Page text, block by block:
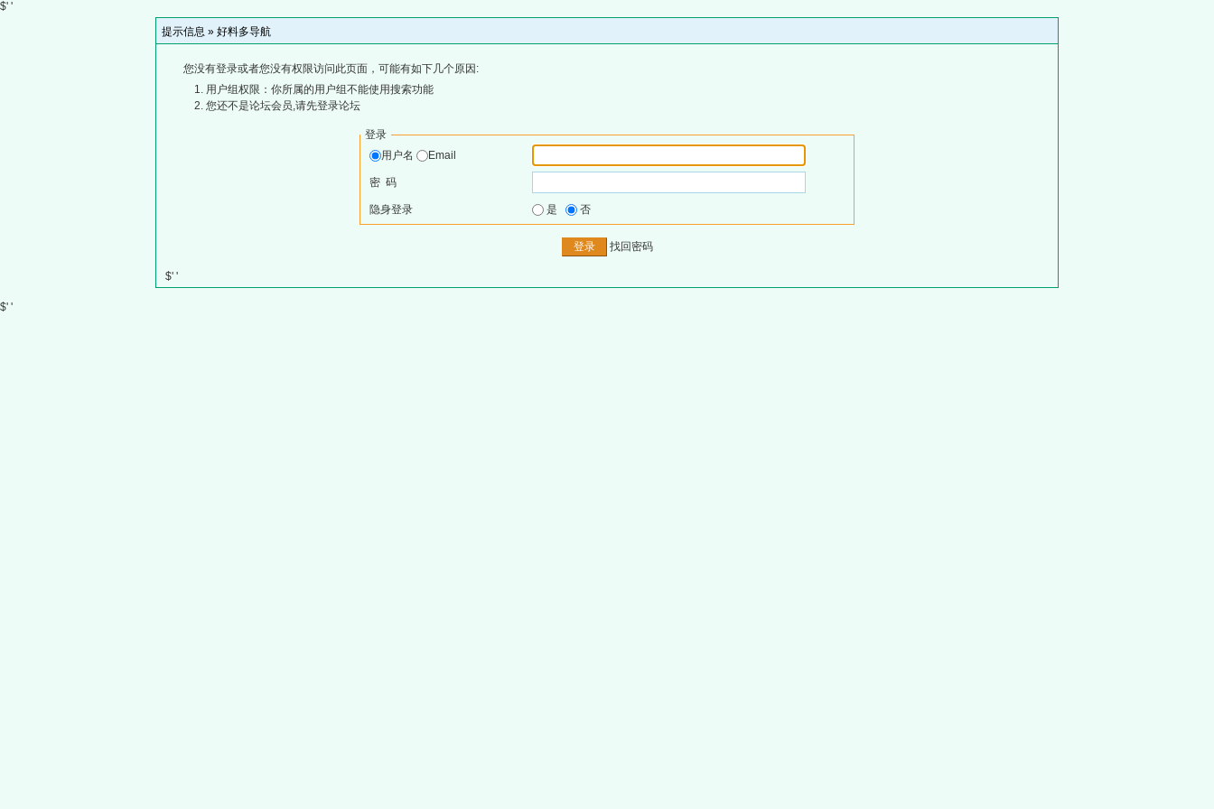
$' '
提示信息 » 好料多导航
您没有登录或者您没有权限访问此页面，可能有如下几个原因:
用户组权限：你所属的用户组不能使用搜索功能
您还不是论坛会员,请先登录论坛
登录
用户名
Email
密 码
隐身登录 是 否
找回密码
$' '
$' '